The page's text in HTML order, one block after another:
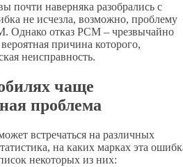
почти наверняка разобрались с
не исчезла, возможно, проблему
Однако отказ PCM – чрезвычайно
причина которого,
неисправность.
чаще
проблема
встречаться на различных
на каких марках эта
некоторых из них: